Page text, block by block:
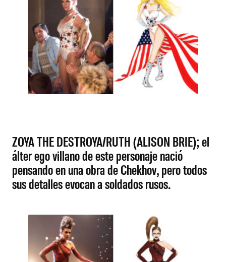
ZOYA THE DESTROYA/RUTH (ALISON BRIE); el
álter ego villano de este personaje nació
pensando en una obra de Chekhov, pero todos
sus detalles evocan a soldados rusos.